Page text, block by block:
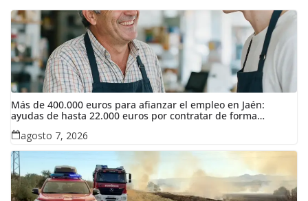
Más de 400.000 euros para afianzar el empleo en Jaén:
ayudas de hasta 22.000 euros por contratar de forma
indefinida
agosto 7, 2026